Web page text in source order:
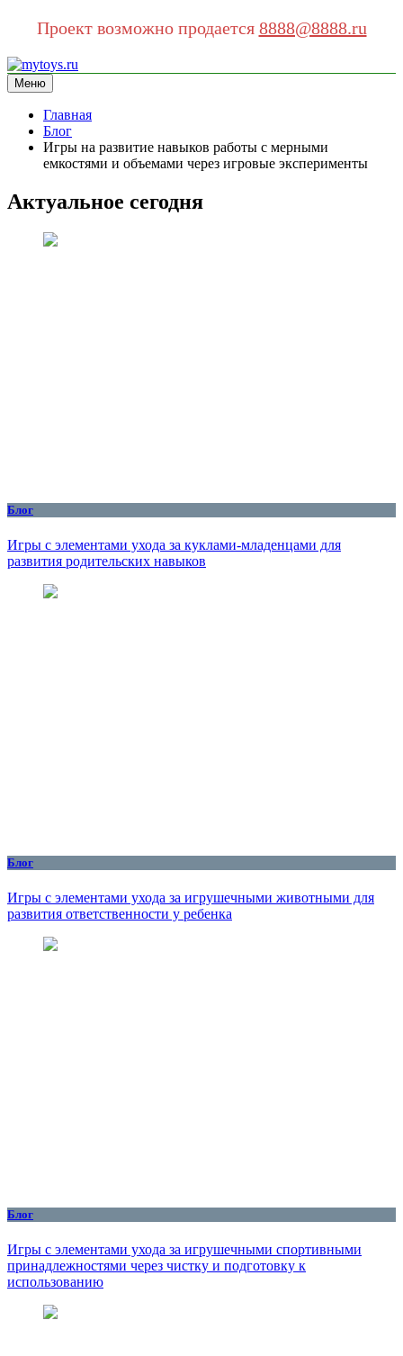
Проект возможно продается 8888@8888.ru
Перейти
к
содержимому
mytoys.ru
информационный сайт
Меню
Главная
Блог
Игры на развитие навыков работы с мерными
емкостями и объемами через игровые эксперименты
Актуальное сегодня
Блог
Игры с элементами ухода за куклами-младенцами для
развития родительских навыков
Блог
Игры с элементами ухода за игрушечными животными для
развития ответственности у ребенка
Блог
Игры с элементами ухода за игрушечными спортивными
принадлежностями через чистку и подготовку к
использованию